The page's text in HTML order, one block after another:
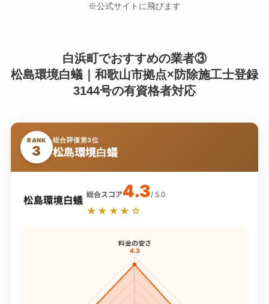
※公式サイトに飛びます
白浜町でおすすめの業者③
松島環境白蟻｜和歌山市拠点×防除施工士登録
3144号の有資格者対応
RANK
3
総合評価第3位
松島環境白蟻
総合スコア4.3/ 5.0
★★★★☆
料金の安さ
4.3